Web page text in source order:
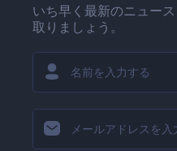
いち早く最新のニュー
取りましょう。